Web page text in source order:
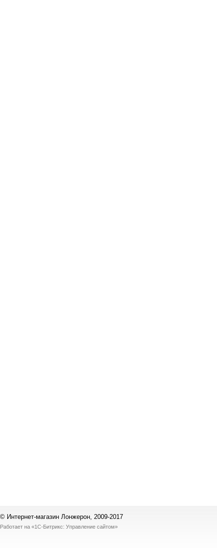
© Интернет-магазин Лонжерон, 2009-2017
Работает на «1С-Битрикс: Управление сайтом»